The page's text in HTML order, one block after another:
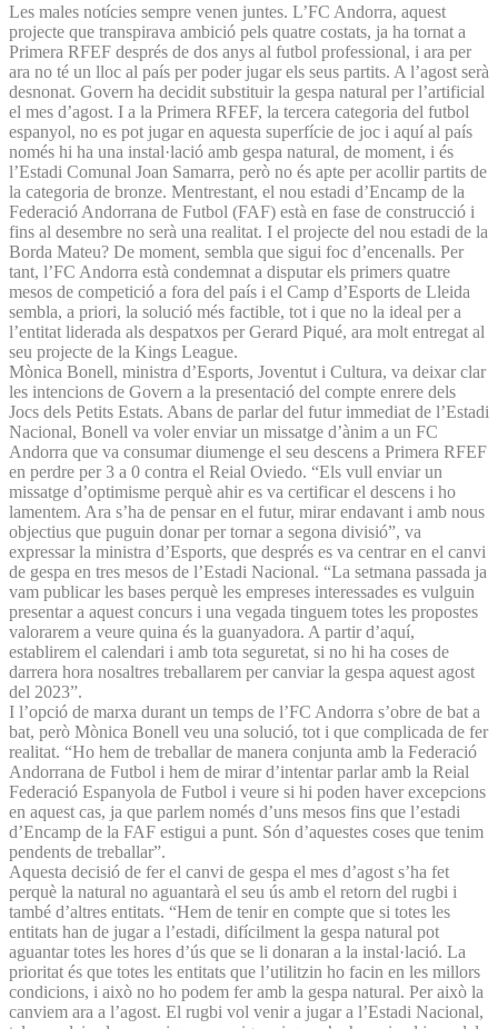
Les males notícies sempre venen juntes. L’FC Andorra, aquest
projecte que transpirava ambició pels quatre costats, ja ha tornat a
Primera RFEF després de dos anys al futbol professional, i ara per
ara no té un lloc al país per poder jugar els seus partits. A l’agost serà
desnonat. Govern ha decidit substituir la gespa natural per l’artificial
el mes d’agost. I a la Primera RFEF, la tercera categoria del futbol
espanyol, no es pot jugar en aquesta superfície de joc i aquí al país
només hi ha una instal·lació amb gespa natural, de moment, i és
l’Estadi Comunal Joan Samarra, però no és apte per acollir partits de
la categoria de bronze. Mentrestant, el nou estadi d’Encamp de la
Federació Andorrana de Futbol (FAF) està en fase de construcció i
fins al desembre no serà una realitat. I el projecte del nou estadi de la
Borda Mateu? De moment, sembla que sigui foc d’encenalls. Per
tant, l’FC Andorra està condemnat a disputar els primers quatre
mesos de competició a fora del país i el Camp d’Esports de Lleida
sembla, a priori, la solució més factible, tot i que no la ideal per a
l’entitat liderada als despatxos per Gerard Piqué, ara molt entregat al
seu projecte de la Kings League.
Mònica Bonell, ministra d’Esports, Joventut i Cultura, va deixar clar
les intencions de Govern a la presentació del compte enrere dels
Jocs dels Petits Estats. Abans de parlar del futur immediat de l’Estadi
Nacional, Bonell va voler enviar un missatge d’ànim a un FC
Andorra que va consumar diumenge el seu descens a Primera RFEF
en perdre per 3 a 0 contra el Reial Oviedo. “Els vull enviar un
missatge d’optimisme perquè ahir es va certificar el descens i ho
lamentem. Ara s’ha de pensar en el futur, mirar endavant i amb nous
objectius que puguin donar per tornar a segona divisió”, va
expressar la ministra d’Esports, que després es va centrar en el canvi
de gespa en tres mesos de l’Estadi Nacional. “La setmana passada ja
vam publicar les bases perquè les empreses interessades es vulguin
presentar a aquest concurs i una vegada tinguem totes les propostes
valorarem a veure quina és la guanyadora. A partir d’aquí,
establirem el calendari i amb tota seguretat, si no hi ha coses de
darrera hora nosaltres treballarem per canviar la gespa aquest agost
del 2023”.
I l’opció de marxa durant un temps de l’FC Andorra s’obre de bat a
bat, però Mònica Bonell veu una solució, tot i que complicada de fer
realitat. “Ho hem de treballar de manera conjunta amb la Federació
Andorrana de Futbol i hem de mirar d’intentar parlar amb la Reial
Federació Espanyola de Futbol i veure si hi poden haver excepcions
en aquest cas, ja que parlem només d’uns mesos fins que l’estadi
d’Encamp de la FAF estigui a punt. Són d’aquestes coses que tenim
pendents de treballar”.
Aquesta decisió de fer el canvi de gespa el mes d’agost s’ha fet
perquè la natural no aguantarà el seu ús amb el retorn del rugbi i
també d’altres entitats. “Hem de tenir en compte que si totes les
entitats han de jugar a l’estadi, difícilment la gespa natural pot
aguantar totes les hores d’ús que se li donaran a la instal·lació. La
prioritat és que totes les entitats que l’utilitzin ho facin en les millors
condicions, i això no ho podem fer amb la gespa natural. Per això la
canviem ara a l’agost. El rugbi vol venir a jugar a l’Estadi Nacional,